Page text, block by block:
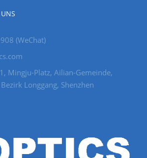
(WeChat)
Mingju-Platz, Ailian-Gemeinde,
Longgang, Shenzhen